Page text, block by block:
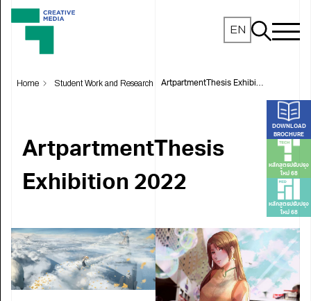
EN
DOWNLOAD
BROCHURE
หลักสูตรปรับปรุง
ใหม่ 68
หลักสูตรปรับปรุง
ใหม่ 68
Home Student Work and Research ArtpartmentThesis Exhibition 2022
ArtpartmentThesis
Exhibition 2022